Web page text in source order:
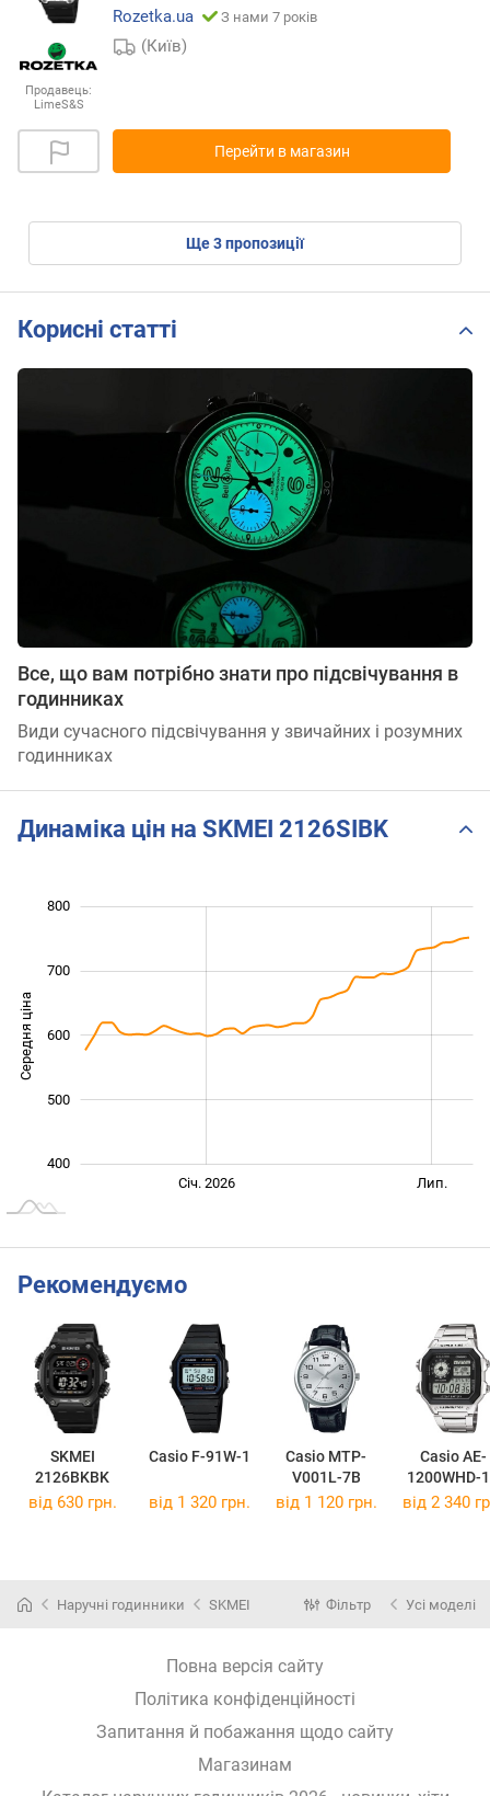
Продавець:
LimeS&S
Rozetka.ua
З нами 7 років
(Київ)
Перейти в магазин
ще3пропозиції
Корисні статті
Все, що вам потрібно знати про підсвічування в
годинниках
Види сучасного підсвічування у звичайних і розумних
годинниках
Динаміка цін на SKMEI 2126SIBK
Середня ціна 450
400
500
600
700
800
Січ. 2026 Лип.
Рекомендуємо
SKMEI
2126BKBK
Casio F-91W-1
Casio MTP-
V001L-7B
Casio AE-
1200WHD-
від 630 грн. від 1 320 грн. від 1 120 грн. від 2 340
Наручні годинники SKMEI Фільтр Усі моделі
Повна версія сайту
Політика конфіденційності
Запитання й побажання щодо сайту
Магазинам